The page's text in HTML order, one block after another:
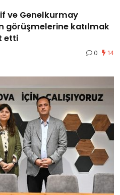
ve Genelkurmay
görüşmelerine katılmak
etti
0 14